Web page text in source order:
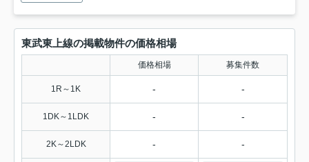
東武東上線の掲載物件の価格相場
価格相場 募集件数
1R～1K - -
1DK～1LDK - -
2K～2LDK - -